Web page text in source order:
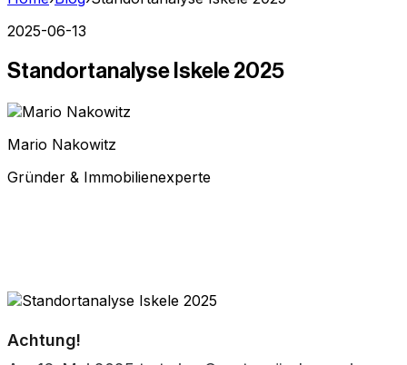
2025-06-13
Standortanalyse Iskele 2025
Mario Nakowitz
Gründer & Immobilienexperte
Achtung!